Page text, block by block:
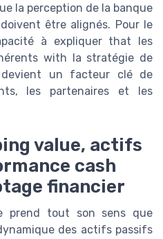
la perception de la banque
être alignés. Pour le
à expliquer that les
with la stratégie de
un facteur clé de
les partenaires et les
value, actifs
cash
financier
prend tout son sens que
des actifs passifs